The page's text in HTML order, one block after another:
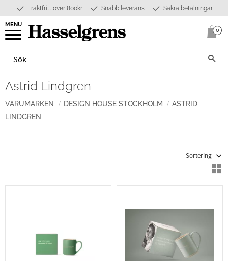
Meny
Fraktfritt över 800kr Snabb leverans Säkra betalningar
0
Astrid Lindgren
VARUMÄRKEN DESIGN HOUSE STOCKHOLM
ASTRID
LINDGREN